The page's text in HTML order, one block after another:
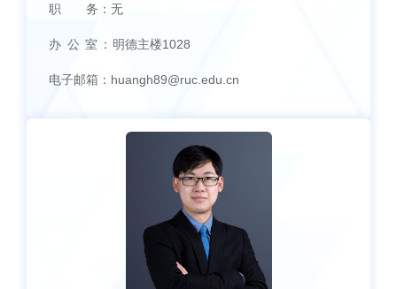
职 务： 无
办 公 室： 明德主楼1028
电子邮箱： huangh89@ruc.edu.cn